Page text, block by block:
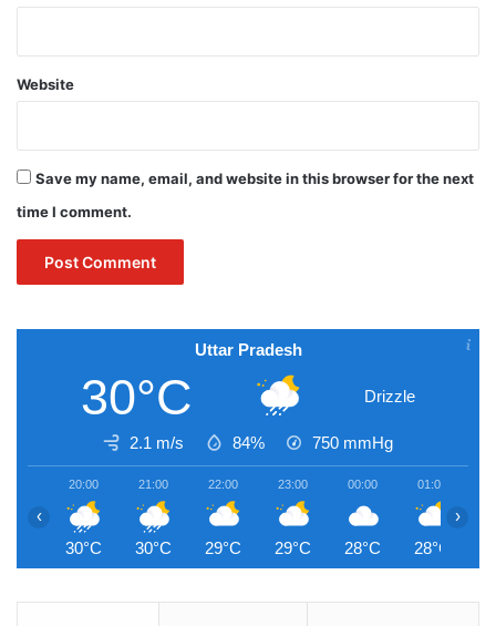
Website
Save my name, email, and website in this browser for the next
time I comment.
Uttar Pradesh
30°C Drizzle
2.1 m/s 84% 750 mmHg
20:00
30°C
21:00
30°C
22:00
29°C
23:00
29°C
00:00
28°C
01:00
28°C
‹ ›